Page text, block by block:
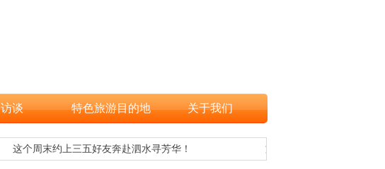
访谈 特色旅游目的地 关于我们
这个周末约上三五好友奔赴泗水寻芳华！ 文旅融合，让更多游客欣赏